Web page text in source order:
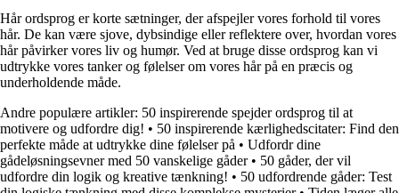
Hår ordsprog er korte sætninger, der afspejler vores forhold til vores
hår. De kan være sjove, dybsindige eller reflektere over, hvordan vores
hår påvirker vores liv og humør. Ved at bruge disse ordsprog kan vi
udtrykke vores tanker og følelser om vores hår på en præcis og
underholdende måde.
Andre populære artikler: 50 inspirerende spejder ordsprog til at
motivere og udfordre dig! • 50 inspirerende kærlighedscitater: Find den
perfekte måde at udtrykke dine følelser på • Udfordr dine
gådeløsningsevner med 50 vanskelige gåder• 50 gåder, der vil
udfordre din logik og kreative tænkning! • 50 udfordrende gåder: Test